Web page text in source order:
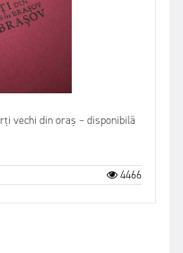
vechi din oraș – disponibilă
4466